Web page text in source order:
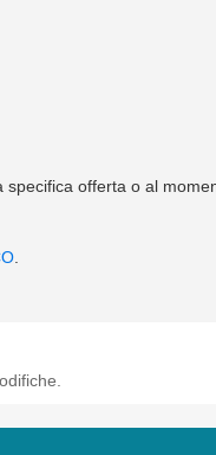
offerta o al